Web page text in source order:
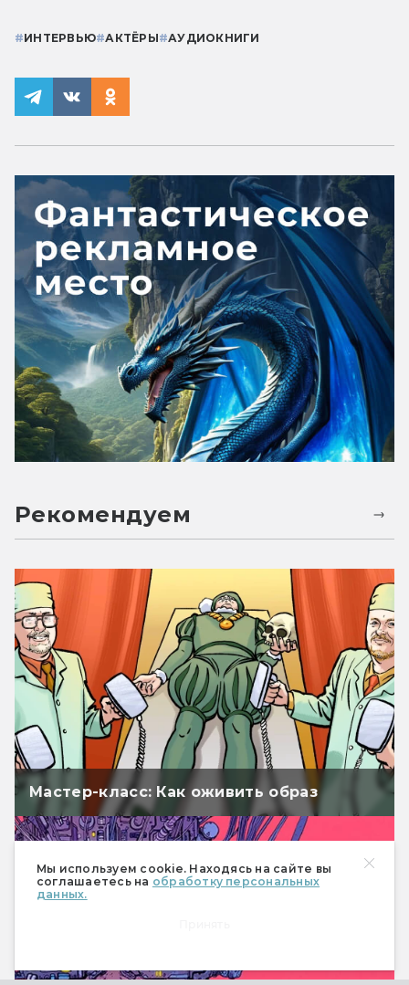
Мы используем cookie. Находясь на сайте вы
соглашаетесь на обработку персональных
данных.
#ИНТЕРВЬЮ#АКТЁРЫ#АУДИОКНИГИ
Рекомендуем
Мастер-класс: Как оживить образ